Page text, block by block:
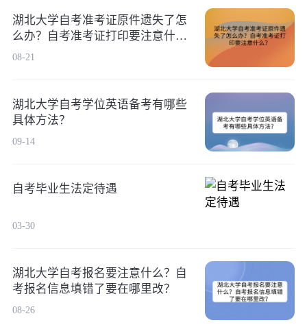
湖北大学自考准考证原件遗失了怎
么办？自考准考证打印要注意什
么？
08-21
湖北大学自考学位英语备考有哪些
具体方法？
09-14
自考毕业生法定待遇
03-30
湖北大学自考报名要注意什么？自
考报名信息填错了要在哪里改？
08-26